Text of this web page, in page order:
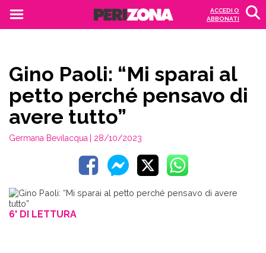
ACCEDI O
ABBONATI
Gino Paoli: “Mi sparai al
petto perché pensavo di
avere tutto”
Germana Bevilacqua | 28/10/2023
6' DI LETTURA